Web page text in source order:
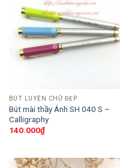
BÚT LUYỆN CHỮ ĐẸP
Bút mài thầy Ánh SH 040 S –
Calligraphy
140.000₫